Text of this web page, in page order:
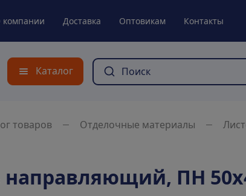
компании Доставка Оптовикам Контакты
Каталог
товаров Отделочные материалы
ПН